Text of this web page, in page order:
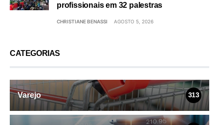
profissionais em 32 palestras
CHRISTIANE BENASSI AGOSTO 5, 2026
CATEGORIAS
Varejo 313